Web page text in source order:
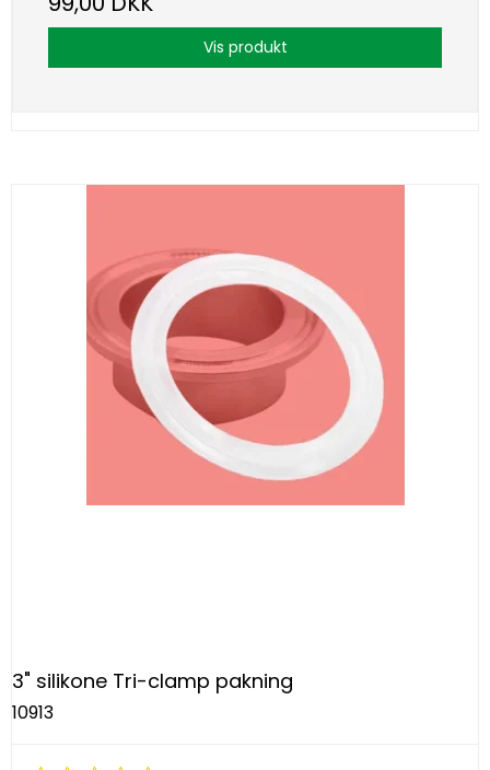
Vis produkt
3" silikone Tri-clamp pakning
10913